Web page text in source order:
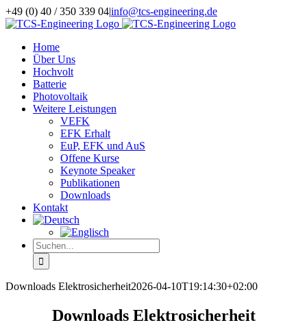
Zum
Inhalt
+49 (0) 40 / 350 339 04|info@tcs-engineering.de
LinkedIn
Home
Über Uns
Hochvolt
Batterie
Photovoltaik
Weitere Leistungen
VEFK
EFK Erhalt
EuP, EFK und AuS
Offene Kurse
Keynote Speaker
Publikationen
Downloads
Kontakt
Suche
nach:
Downloads Elektrosicherheit2026-04-10T19:14:30+02:00
Downloads Elektrosicherheit